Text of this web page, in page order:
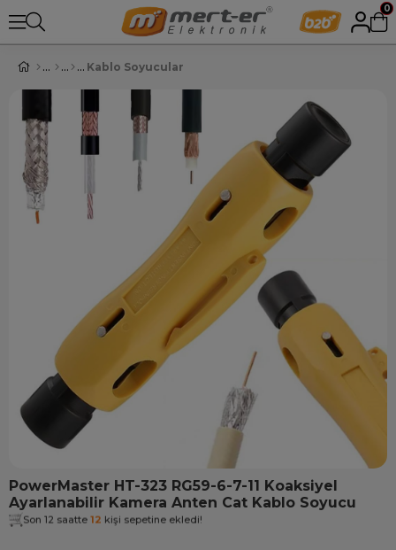
0
Kablo Soyucular
PowerMaster HT-323 RG59-6-7-11 Koaksiyel
Ayarlanabilir Kamera Anten Cat Kablo Soyucu
Son 12 saatte 12 kişi sepetine ekledi!